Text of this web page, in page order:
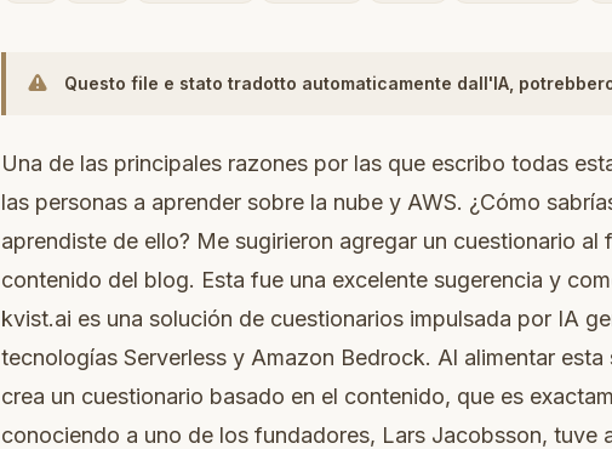
Questo file e stato tradotto automaticamente dall'IA,
Una de las principales razones por las que escribo todas
las personas a aprender sobre la nube y AWS. ¿Cómo
aprendiste de ello? Me sugirieron agregar un cuestionario al
contenido del blog. Esta fue una excelente sugerencia y
kvist.ai es una solución de cuestionarios impulsada por IA
tecnologías Serverless y Amazon Bedrock. Al alimentar
crea un cuestionario basado en el contenido, que es
conociendo a uno de los fundadores, Lars Jacobsson, tuve